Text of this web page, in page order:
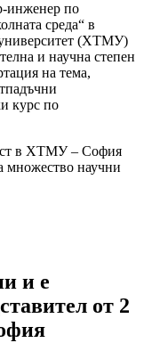
инженер по
среда“ в
(ХТМУ)
и научна степен
на тема,
курс по
в ХТМУ – София
множество научни
и е
от 2